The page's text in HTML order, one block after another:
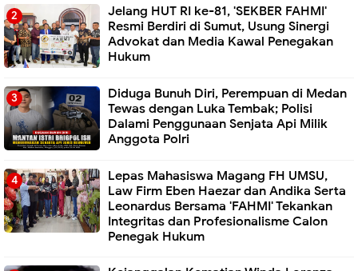
Jelang HUT RI ke-81, 'SEKBER FAHMI'
Resmi Berdiri di Sumut, Usung Sinergi
Advokat dan Media Kawal Penegakan
Hukum
Diduga Bunuh Diri, Perempuan di Medan
Tewas dengan Luka Tembak; Polisi
Dalami Penggunaan Senjata Api Milik
Anggota Polri
Lepas Mahasiswa Magang FH UMSU,
Law Firm Eben Haezar dan Andika Serta
Leonardus Bersama 'FAHMI' Tekankan
Integritas dan Profesionalisme Calon
Penegak Hukum